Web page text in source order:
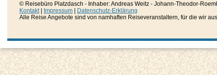
© Reisebüro Platzdasch - Inhaber: Andreas Weitz - Johann-Theodor-
Kontakt| Impressum
Datenschutz-Erklärung
Alle Reise Angebote sind von namhaften Reiseveranstaltern, für die wir